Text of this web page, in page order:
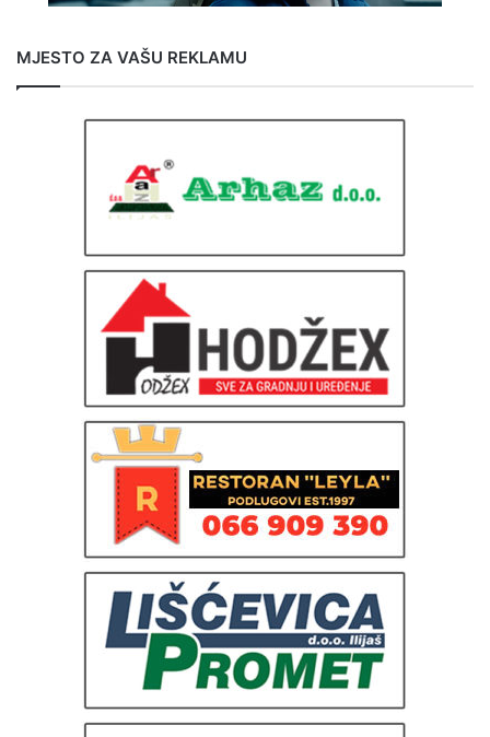
MJESTO ZA VAŠU REKLAMU